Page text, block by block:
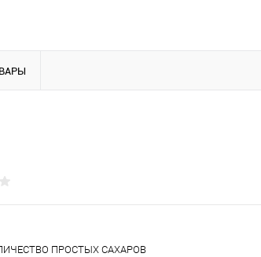
ПРОСТЫХ САХАРОВ